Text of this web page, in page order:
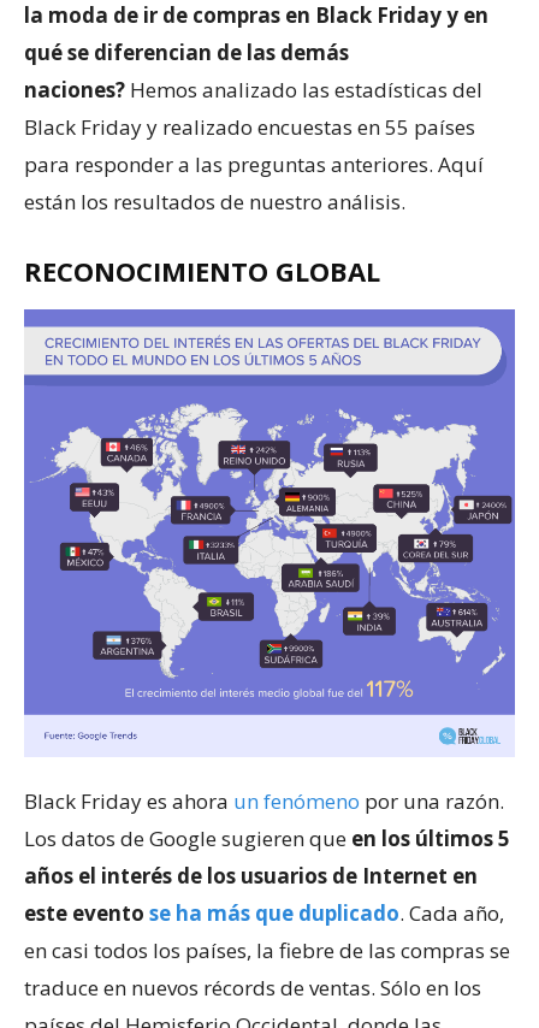
la moda de ir de compras en Black Friday y en
qué se diferencian de las demás
naciones? Hemos analizado las estadísticas del
Black Friday y realizado encuestas en 55 países
para responder a las preguntas anteriores. Aquí
están los resultados de nuestro análisis.
RECONOCIMIENTO GLOBAL
Black Friday es ahora un fenómeno por una razón.
Los datos de Google sugieren que en los últimos 5
años el interés de los usuarios de Internet en
este evento se ha más que duplicado. Cada año,
en casi todos los países, la fiebre de las compras se
traduce en nuevos récords de ventas. Sólo en los